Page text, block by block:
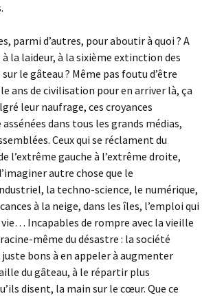
parmi d’autres, pour aboutir à quoi ? A
à la laideur, à la sixième extinction des
sur le gâteau ? Même pas foutu d’être
ans de civilisation pour en arriver là, ça
leur naufrage, ces croyances
dans tous les grands médias,
Ceux qui se réclament du
l’extrême gauche à l’extrême droite,
autre chose que le
la techno-science, le numérique,
à la neige, dans les îles, l’emploi qui
Incapables de rompre avec la vieille
même du désastre : la société
bons à en appeler à augmenter
du gâteau, à le répartir plus
disent, la main sur le cœur. Que ce